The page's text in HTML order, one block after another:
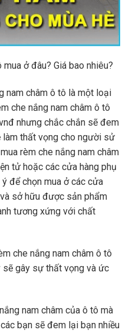
ở đâu? Giá bao nhiêu?
nam châm ô tô là một loại
che nắng nam châm ô tô
nhưng chắc chắn sẽ đem
làm thất vọng cho người sử
rèm che nắng nam châm
tử hoặc các cửa hàng phụ
để chọn mua ở các cửa
sở hữu được sản phẩm
tương xứng với chất
che nắng nam châm ô tô
gây sự thất vọng và ức
nam châm của ô tô mà
bạn sẽ đem lại bạn nhiều